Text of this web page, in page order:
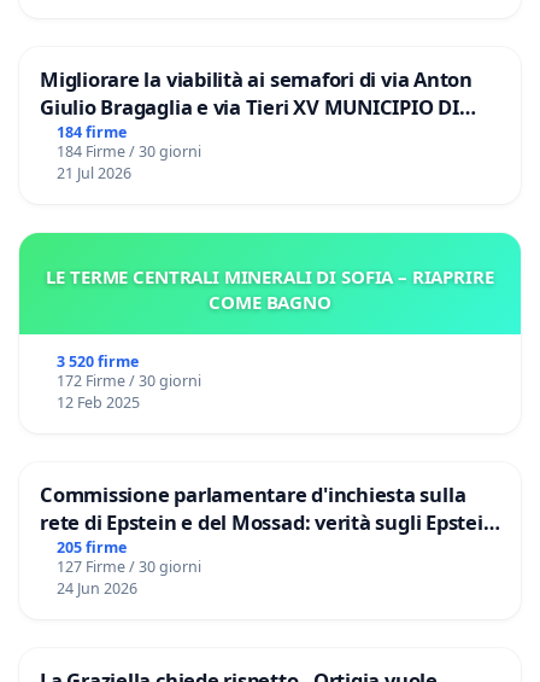
Migliorare la viabilità ai semafori di via Anton
Giulio Bragaglia e via Tieri XV MUNICIPIO DI
ROMA
184 firme
184 Firme / 30 giorni
21 Jul 2026
LE TERME CENTRALI MINERALI DI SOFIA – RIAPRIRE
COME BAGNO
3 520 firme
172 Firme / 30 giorni
12 Feb 2025
Commissione parlamentare d'inchiesta sulla
rete di Epstein e del Mossad: verità sugli Epstein
Files
205 firme
127 Firme / 30 giorni
24 Jun 2026